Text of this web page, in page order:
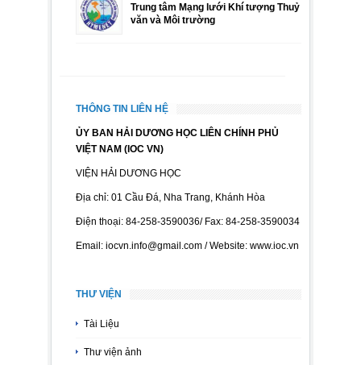
Trung tâm Mạng lưới Khí tượng Thuỷ
văn và Môi trường
THÔNG TIN LIÊN HỆ
ỦY BAN HẢI DƯƠNG HỌC LIÊN CHÍNH PHỦ
VIỆT NAM (IOC VN)
VIỆN HẢI DƯƠNG HỌC
Địa chỉ: 01 Cầu Đá, Nha Trang, Khánh Hòa
Điện thoại: 84-258-3590036/ Fax: 84-258-3590034
Email: iocvn.info@gmail.com / Website: www.ioc.vn
THƯ VIỆN
Tài Liệu
Thư viện ảnh